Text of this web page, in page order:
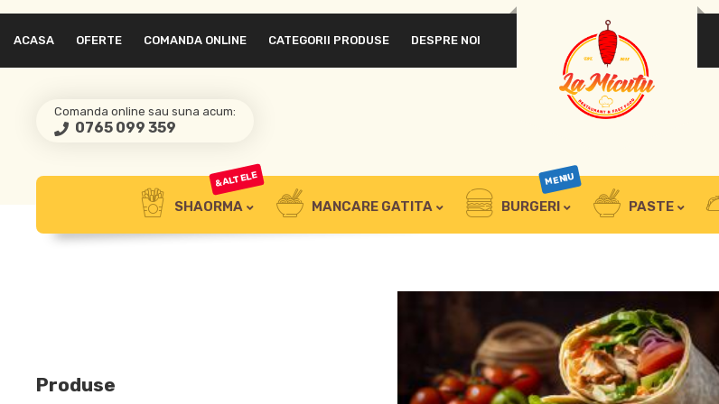
ACASA OFERTE COMANDA ONLINE CATEGORII PRODUSE DESPRE NOI
Comanda online sau suna acum:
0765 099 359
PAROLĂ*OBLIGATORIU
ȚINE-MĂ MINTE AUTENTIFICARE
Ai uitat parola?
SHAORMA
&ALTELE
MANCARE GATITA BURGERI
MENIU
PASTE
Produse